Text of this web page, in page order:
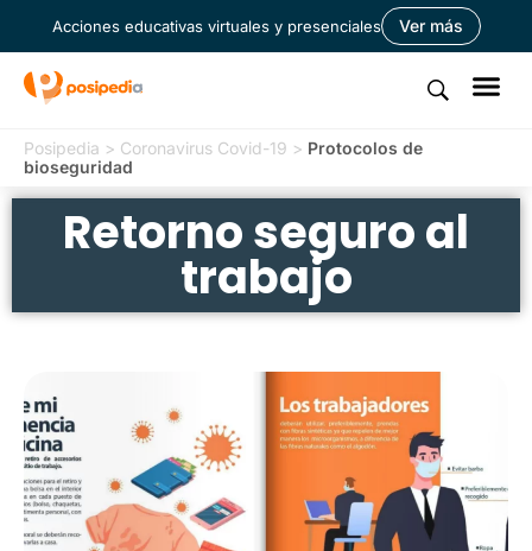
Acciones educativas virtuales y presenciales Ver más
Posipedia > Coronavirus Covid-19 > Protocolos de
bioseguridad
Retorno seguro al
trabajo